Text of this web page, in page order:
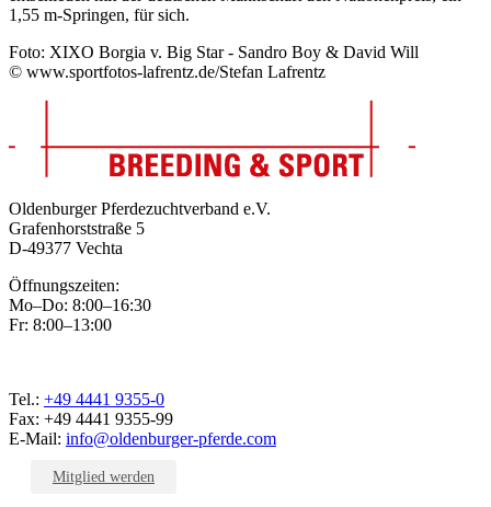
1,55 m-Springen, für sich.
Foto: XIXO Borgia v. Big Star - Sandro Boy & David Will
© www.sportfotos-lafrentz.de/Stefan Lafrentz
Oldenburger Pferdezuchtverband e.V.
Grafenhorststraße 5
D-49377 Vechta
Öffnungszeiten:
Mo–Do: 8:00–16:30
Fr: 8:00–13:00
Tel.: +49 4441 9355-0
Fax: +49 4441 9355-99
E-Mail: info@oldenburger-pferde.com
Mitglied werden